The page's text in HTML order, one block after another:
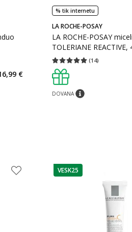
nuolaida:
€
% tik internetu
LA ROCHE-POSAY
LA ROCHE-POSAY
TOLERIANE REACTIVE,
(14)
Vidutinis įvertinimas 5.00
DOVANApatarimas
patarimas
VESK25